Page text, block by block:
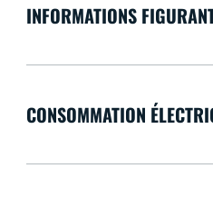
INFORMATIONS
CONSOMMATION